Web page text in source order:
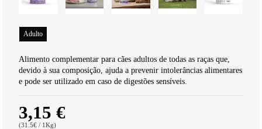
Adulto
Alimento complementar para cães adultos de todas as raças que,
devido à sua composição, ajuda a prevenir intolerâncias alimentares
e pode ser utilizado em caso de digestões sensíveis.
3,15 €
(31.5€ / 1Kg)